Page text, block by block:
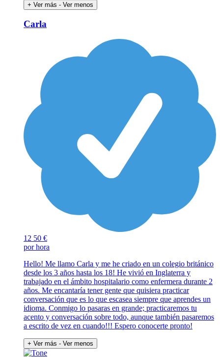
+ Ver más - Ver menos
Carla
12 50 €
por hora
Hello! Me llamo Carla y me he criado en un colegio británico
desde los 3 años hasta los 18! He vivió en Inglaterra y
trabajado en el ámbito hospitalario como enfermera durante 2
años. Me encantaría tener gente que quisiera practicar
conversación que es lo que escasea siempre que aprendes un
idioma. Conmigo lo pasaras en grande; practicaremos tu
acento y conversación sobre todo, aunque también pasaremos
a escrito de vez en cuando!!! Espero conocerte pronto!
+ Ver más - Ver menos